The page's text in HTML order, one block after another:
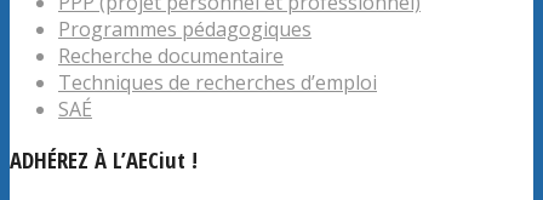
Programmes pédagogiques
Recherche documentaire
Techniques de recherches d’emploi
SAÉ
ADHÉREZ À L’AECiut !